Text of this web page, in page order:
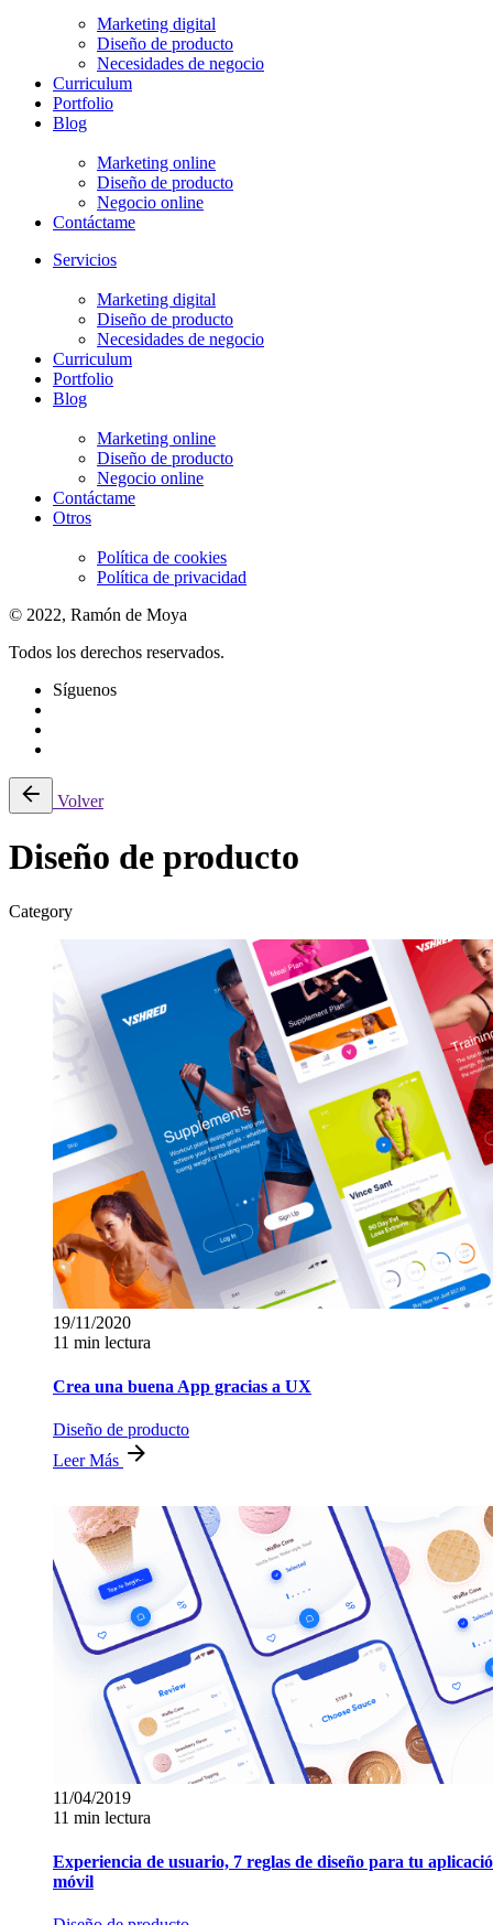
Marketing digital
Diseño de producto
Necesidades de negocio
Curriculum
Portfolio
Blog
Marketing online
Diseño de producto
Negocio online
Contáctame
Servicios
Marketing digital
Diseño de producto
Necesidades de negocio
Curriculum
Portfolio
Blog
Marketing online
Diseño de producto
Negocio online
Contáctame
Otros
Política de cookies
Política de privacidad
© 2022, Ramón de Moya
Todos los derechos reservados.
Síguenos
Volver
Diseño de producto
Category
19/11/2020
11 min lectura
Crea una buena App gracias a UX
Diseño de producto
Leer Más
11/04/2019
11 min lectura
Experiencia de usuario, 7 reglas de diseño para tu
móvil